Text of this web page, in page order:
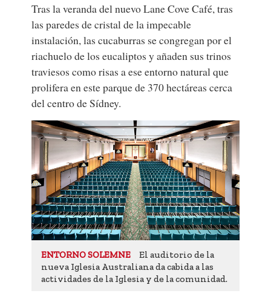
Tras la veranda del nuevo Lane Cove Café, tras
las paredes de cristal de la impecable
instalación, las cucaburras se congregan por el
riachuelo de los eucaliptos y añaden sus trinos
traviesos como risas a ese entorno natural que
prolifera en este parque de 370 hectáreas cerca
del centro de Sídney.
ENTORNO SOLEMNE
El auditorio de la
nueva Iglesia Australiana da cabida a las
actividades de la Iglesia y de la comunidad.